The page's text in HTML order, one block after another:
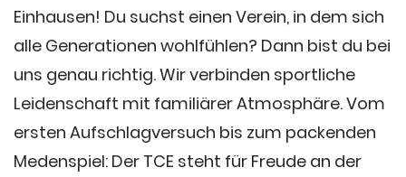
Einhausen! Du suchst einen Verein, in dem sich
alle Generationen wohlfühlen? Dann bist du bei
uns genau richtig. Wir verbinden sportliche
Leidenschaft mit familiärer Atmosphäre. Vom
ersten Aufschlagversuch bis zum packenden
Medenspiel: Der TCE steht für Freude an der